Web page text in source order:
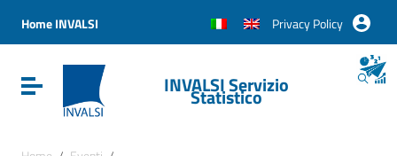
Vai al menu di navigazione
Vai al footer
Home INVALSI Privacy Policy
Attiva / disattiva la navigazioneINVALSI Servizio
Statistico